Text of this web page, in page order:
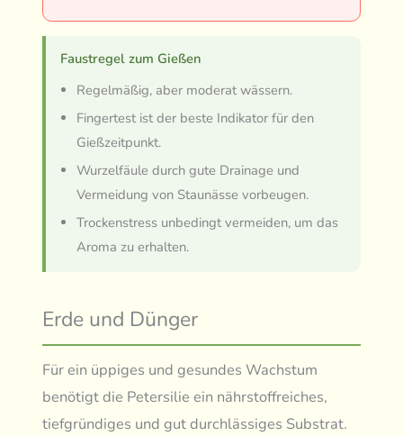
Faustregel zum Gießen
Regelmäßig, aber moderat wässern.
Fingertest ist der beste Indikator für den
Gießzeitpunkt.
Wurzelfäule durch gute Drainage und
Vermeidung von Staunässe vorbeugen.
Trockenstress unbedingt vermeiden, um das
Aroma zu erhalten.
Erde und Dünger
Für ein üppiges und gesundes Wachstum
benötigt die Petersilie ein nährstoffreiches,
tiefgründiges und gut durchlässiges Substrat.